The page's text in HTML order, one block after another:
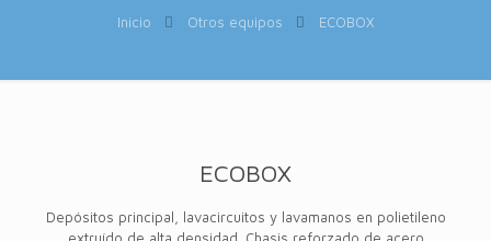
Inicio Otros equipos ECOBOX
ECOBOX
Depósitos principal, lavacircuitos y lavamanos en polietileno